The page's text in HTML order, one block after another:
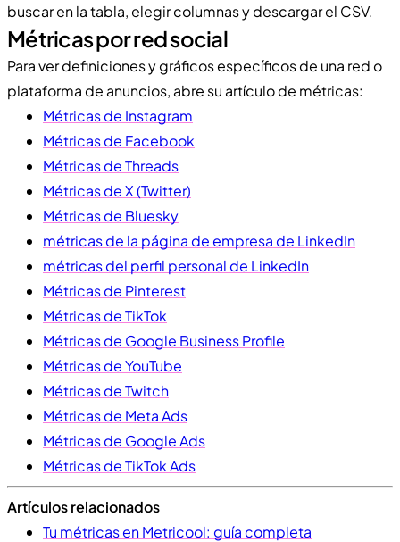
buscar en la tabla, elegir columnas y descargar el CSV.
Métricas por red social
Para ver definiciones y gráficos específicos de una red o
plataforma de anuncios, abre su artículo de métricas:
Métricas de Instagram
Métricas de Facebook
Métricas de Threads
Métricas de X (Twitter)
Métricas de Bluesky
métricas de la página de empresa de LinkedIn
métricas del perfil personal de LinkedIn
Métricas de Pinterest
Métricas de TikTok
Métricas de Google Business Profile
Métricas de YouTube
Métricas de Twitch
Métricas de Meta Ads
Métricas de Google Ads
Métricas de TikTok Ads
Artículos relacionados
Tu métricas en Metricool: guía completa